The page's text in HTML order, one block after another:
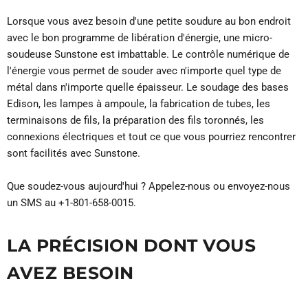
Lorsque vous avez besoin d'une petite soudure au bon endroit
avec le bon programme de libération d'énergie, une micro-
soudeuse Sunstone est imbattable. Le contrôle numérique de
l'énergie vous permet de souder avec n'importe quel type de
métal dans n'importe quelle épaisseur. Le soudage des bases
Edison, les lampes à ampoule, la fabrication de tubes, les
terminaisons de fils, la préparation des fils toronnés, les
connexions électriques et tout ce que vous pourriez rencontrer
sont facilités avec Sunstone.
Que soudez-vous aujourd'hui ? Appelez-nous ou envoyez-nous
un SMS au +1-801-658-0015.
LA PRÉCISION DONT VOUS
AVEZ BESOIN